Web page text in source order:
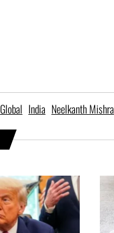
Global India Neelkanth Mishra